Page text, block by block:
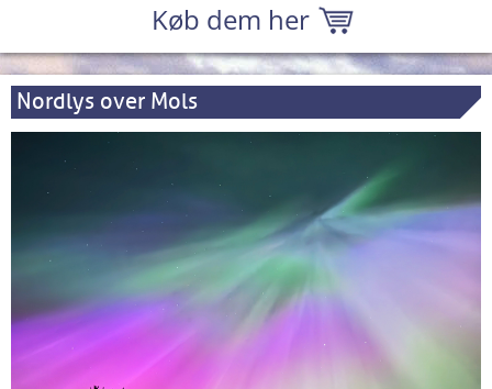
Køb dem her
Nordlys over Mols